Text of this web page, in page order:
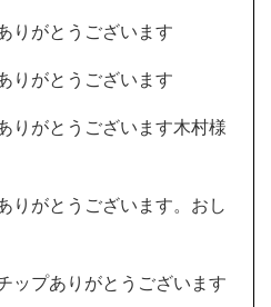
りがとうございます
りがとうございます
りがとうございます木村様
りがとうございます。おし
ップありがとうございます